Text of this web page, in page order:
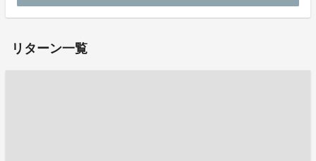
リターン一覧